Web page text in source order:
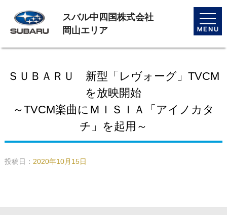
toggle
スバル中四国株式会社
岡山エリア
ＳＵＢＡＲＵ 新型「レヴォーグ」TVCM
を放映開始
～TVCM楽曲にＭＩＳＩＡ「アイノカタ
チ」を起用～
投稿日： 2020年10月15日